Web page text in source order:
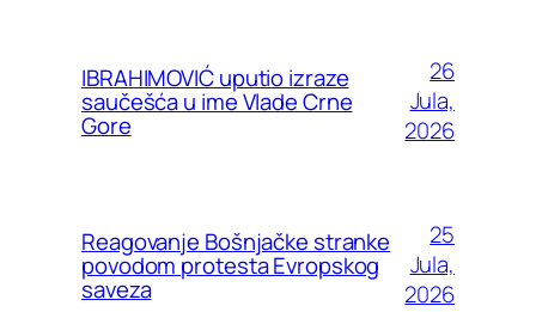
IBRAHIMOVIĆ uputio izraze
saučešća u ime Vlade Crne
Gore
26
Jula,
2026
Reagovanje Bošnjačke stranke
povodom protesta Evropskog
saveza
25
Jula,
2026